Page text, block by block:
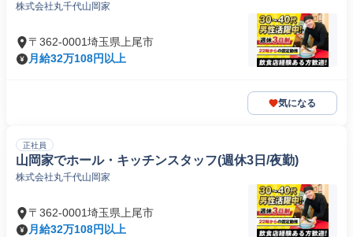
株式会社丸千代山岡家
〒362-0001埼玉県上尾市
月給32万108円以上
気になる
正社員
山岡家でホール・キッチンスタッフ(週休3日/夜勤)
株式会社丸千代山岡家
〒362-0001埼玉県上尾市
月給32万108円以上